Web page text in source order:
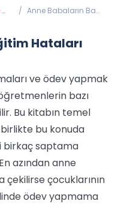
/ Anne Babaların Bazı
Hataları
ve ödev yapmak
bazı
Bu kitabın temel
bu konuda
birkaç saptama
azından anne
çocuklarının
ödev yapmama